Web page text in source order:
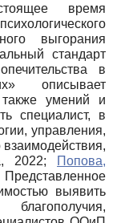
время
выгорания
стандарт
в
описывает
умений и
специалист, в
управления,
2022;
Попова,
выявить